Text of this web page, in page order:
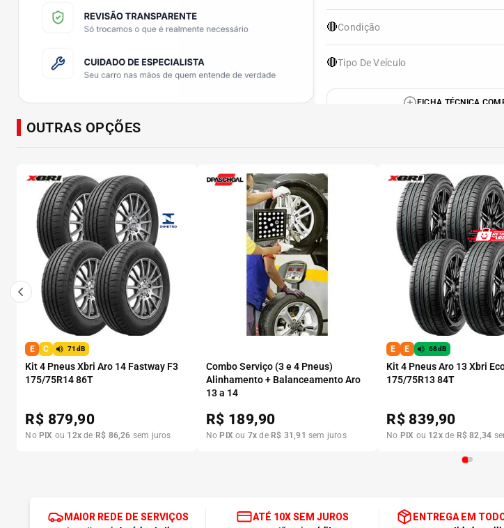
🔴Condição
🔴Tipo De Veículo
FICHA TÉCNICA
OUTRAS OPÇÕES
E C 71dB
Kit 4 Pneus Xbri Aro 14 Fastway F3
175/75R14 86T
R$ 879,90
No PIX ou 12x de R$ 86,26 sem juros
Combo Serviço (3 e 4 Pneus)
Alinhamento + Balanceamento Aro
13 a 14
R$ 189,90
No PIX ou 7x de R$ 31 ,91 sem juros
E E 68dB
Kit 4 Pneus Aro 13 Xbri
175/75R13 84T
R$ 839,90
No PIX ou 12xde R$ 82,34
MAIOR REDE DE SERVIÇOS ATÉ 10X SEM JUROS ENTREGA EM